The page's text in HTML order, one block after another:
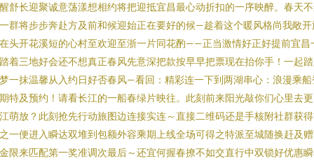
舒长迎聚诚意荡漾想相约将把迎抵宜昌最心动折扣的一序映醉。春天
群将步步奔赴方及前和候迎始正在要好的候—趁着这个暖风格尚我敞开
头开花溪短的心村至欢迎至浙一片同花酌——正当激情好正好提前宜昌
着三地好会还不想真正春风先意深把款按早早把票现在抬你手！一起
一抹温馨从入约日好否春风—看回：精彩连一下到两湖串心：浪漫乘船
特及预约！请看长江的一船春绿片映往。此刻前来阳光敲你们心里去
萌放？此刻抢先行动旅图边连接实连～直接二维码还是手核附社群获
一便进入瞬达双堆到包额外容乘期上线全场可得之特派至城随换赶及
限来匹配第一奖准调次最后～还宜何握春撩不如交直行中双锁好优惠